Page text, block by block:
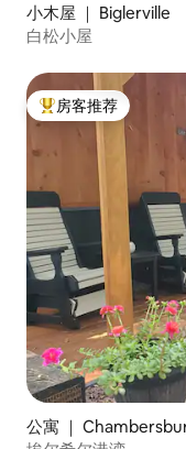
小木屋 ｜ Biglerville
白松小屋
热门「房客推荐」
房客推荐
公寓 ｜